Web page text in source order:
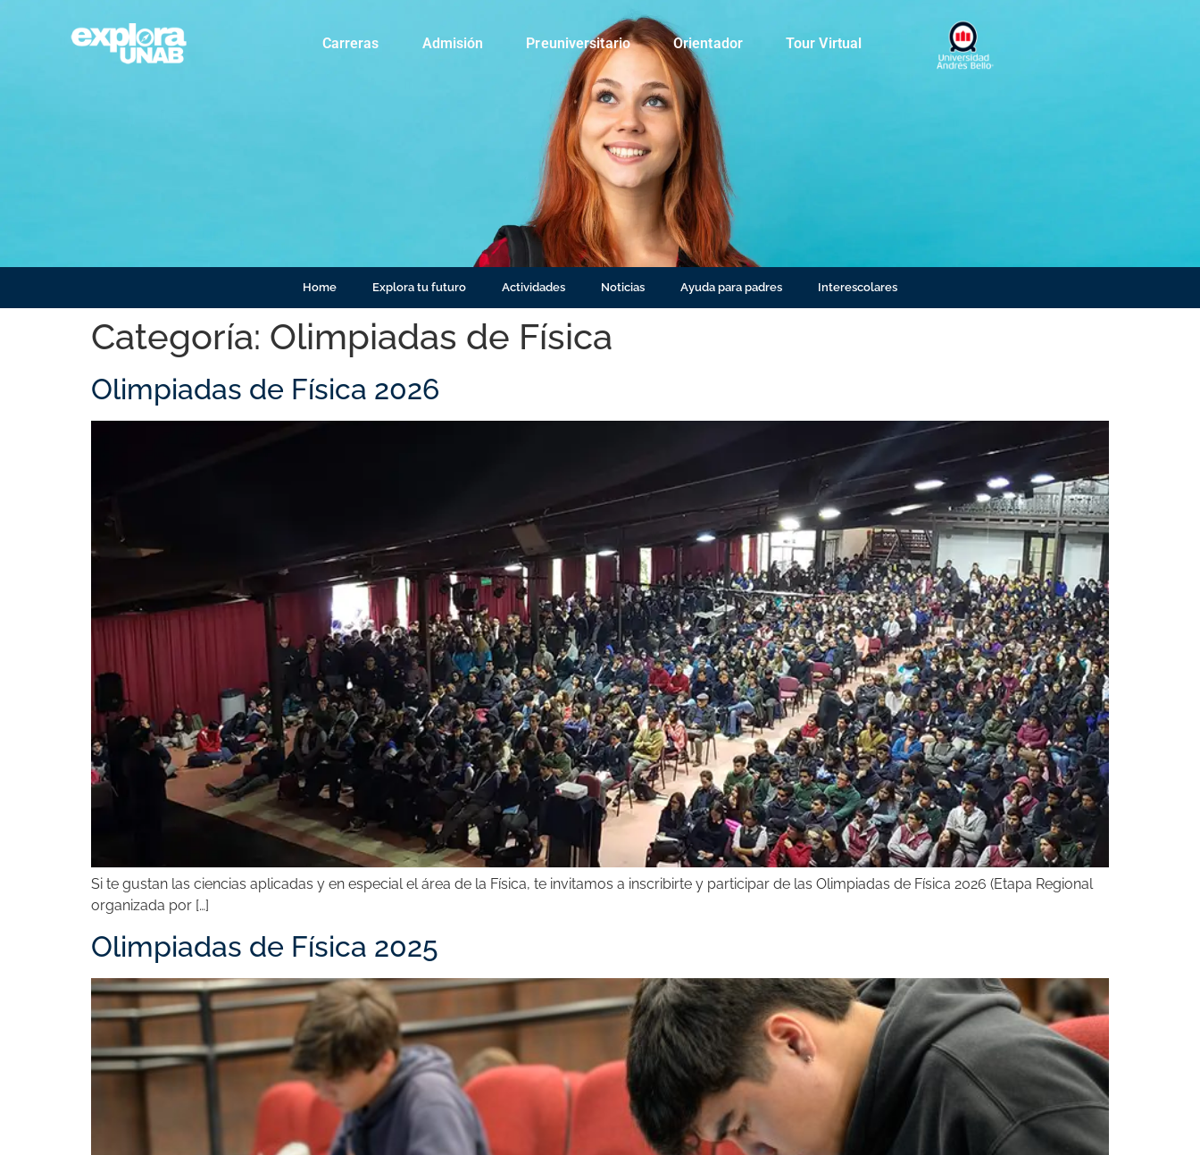
Carreras Admisión Preuniversitario Orientador Tour Virtual
Home Explora tu futuro Actividades Noticias Ayuda para padres Interescolares
Categoría: Olimpiadas de Física
Olimpiadas de Física 2026
Si te gustan las ciencias aplicadas y en especial el área de la Física, te invitamos a inscribirte y participar de las Olimpiadas de Física 2026 (Etapa Regional
organizada por […]
Olimpiadas de Física 2025